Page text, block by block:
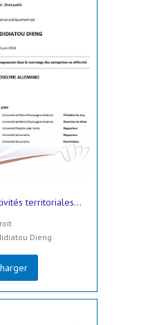
territoriales...
Dieng